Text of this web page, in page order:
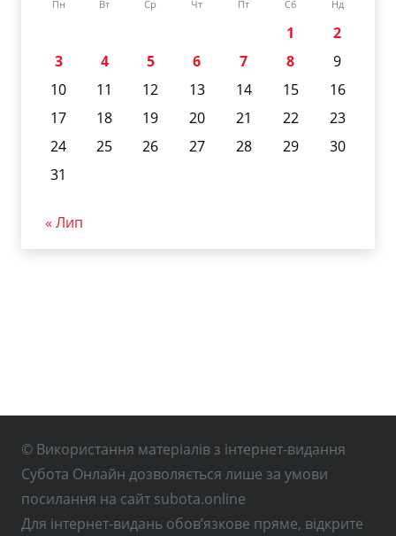
Пн Вт Ср Чт Пт Сб Нд
1
2
3
4 5 6 7 8
9
10
11 12 13 14 15
16
17
18 19 20 21 22
23
24
25 26 27 28 29
30
31
« Лип
© Використання матеріалів з інтернет-видання
Субота Онлайн дозволяється лише за умови
посилання на сайт subota.online
Для інтернет-видань обов’язкове пряме, відкрите